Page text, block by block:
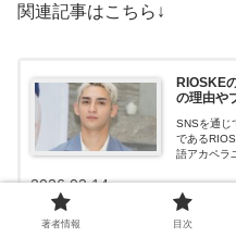
関連記事はこちら↓
RIOSKE
の理由や
SNSを通じ
である
語アカペラ
奪われるそ
2026.03.14
著者情報 目次